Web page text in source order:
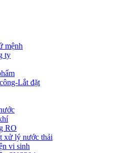
mệnh
ty
Lắt đặt
RO
xử lý nước thải
vi sinh